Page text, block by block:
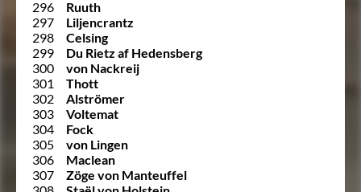
296
Ruuth
297
Liljencrantz
298
Celsing
299
Du Rietz af Hedensberg
300
von Nackreij
301
Thott
302
Alströmer
303
Voltemat
304
Fock
305
von Lingen
306
Maclean
307
Zöge von Manteuffel